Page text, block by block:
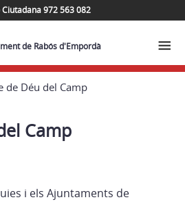
972 563 082
de Rabós d'Empordà
de Déu del Camp
Camp
i els Ajuntaments de